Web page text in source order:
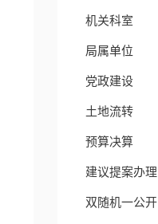
机关科室
局属单位
党政建设
土地流转
预算决算
建议提案办理
双随机一公开